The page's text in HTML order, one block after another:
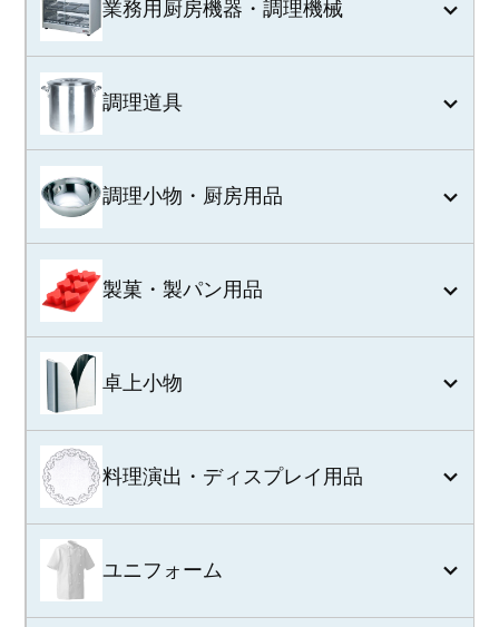
業務用厨房機器・調理機械
調理道具
調理小物・厨房用品
製菓・製パン用品
卓上小物
料理演出・ディスプレイ用品
ユニフォーム